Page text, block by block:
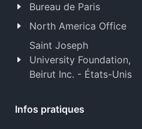
Bureau de Paris
North America Office
Saint Joseph
University Foundation,
Beirut Inc. - États-Unis
Infos pratiques